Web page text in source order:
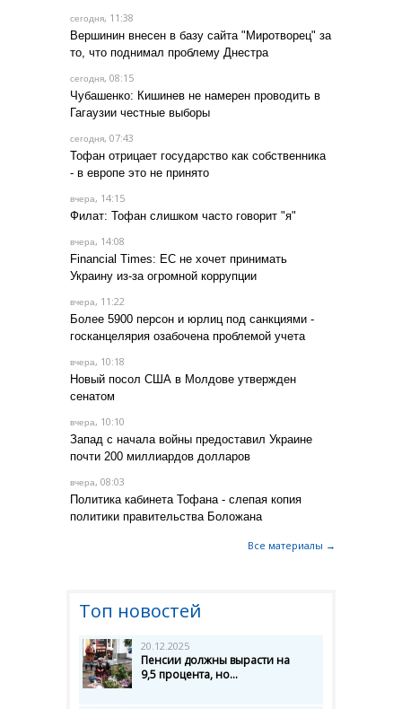
сегодня, 11:38
Вершинин внесен в базу сайта "Миротворец" за
то, что поднимал проблему Днестра
сегодня, 08:15
Чубашенко: Кишинев не намерен проводить в
Гагаузии честные выборы
сегодня, 07:43
Тофан отрицает государство как собственника
- в европе это не принято
вчера, 14:15
Филат: Тофан слишком часто говорит "я"
вчера, 14:08
Financial Times: ЕС не хочет принимать
Украину из-за огромной коррупции
вчера, 11:22
Более 5900 персон и юрлиц под санкциями -
госканцелярия озабочена проблемой учета
вчера, 10:18
Новый посол США в Молдове утвержден
сенатом
вчера, 10:10
Запад с начала войны предоставил Украине
почти 200 миллиардов долларов
вчера, 08:03
Политика кабинета Тофана - слепая копия
политики правительства Боложана
Все материалы →
Топ новостей
20.12.2025
Пенсии должны вырасти на
9,5 процента, но...